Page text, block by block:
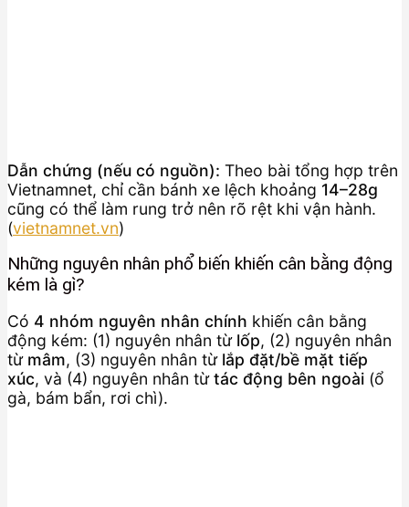
Dẫn chứng (nếu có nguồn): Theo bài tổng hợp trên
Vietnamnet, chỉ cần bánh xe lệch khoảng 14–28g
cũng có thể làm rung trở nên rõ rệt khi vận hành.
(vietnamnet.vn)
Những nguyên nhân phổ biến khiến cân bằng động
kém là gì?
Có 4 nhóm nguyên nhân chính khiến cân bằng
động kém: (1) nguyên nhân từ lốp, (2) nguyên nhân
từ mâm, (3) nguyên nhân từ lắp đặt/bề mặt tiếp
xúc, và (4) nguyên nhân từtác động bên ngoài (ổ
gà, bám bẩn, rơi chì).